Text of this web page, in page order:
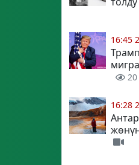
16:45
Трамп
20
16:28